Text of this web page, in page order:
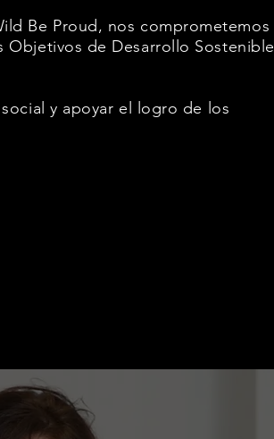
Be Proud, nos comprometemos
de Desarrollo Sostenible
y apoyar el logro de los